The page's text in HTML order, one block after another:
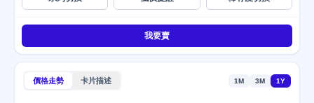
我要賣
價格走勢 卡片描述 1M 3M 1Y